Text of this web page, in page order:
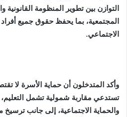
التوازن بين تطوير المنظومة القانونية
المجتمعية، بما يحفظ حقوق جميع أفراد
الاجتماعي.
وأكد المتدخلون أن حماية الأسرة لا
تستدعي مقاربة شمولية تشمل التعليم،
والحماية الاجتماعية، إلى جانب ترسيخ